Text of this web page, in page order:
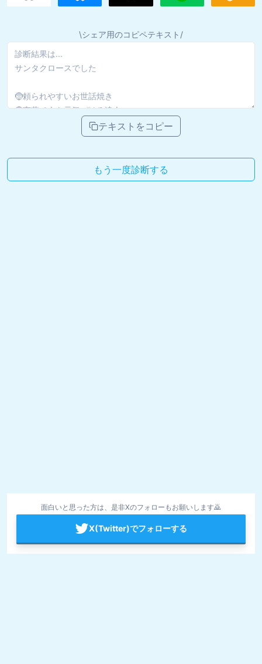
\シェア用のコピペテキスト/
テキストをコピー
もう一度診断する
面白いと思った方は、是非Xのフォローもお願いします🙇
X(Twitter)でフォローする